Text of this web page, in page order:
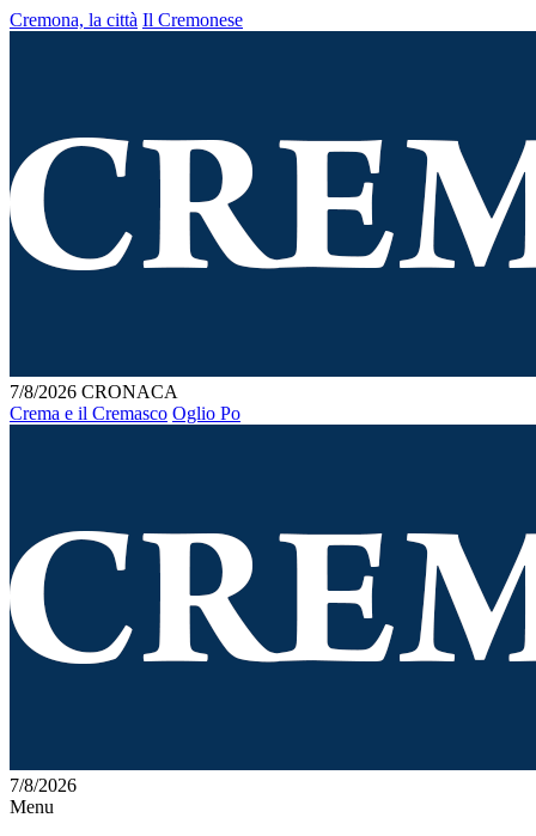
Cremona, la città Il Cremonese
7/8/2026 CRONACA
Crema e il Cremasco Oglio Po
7/8/2026
Menu